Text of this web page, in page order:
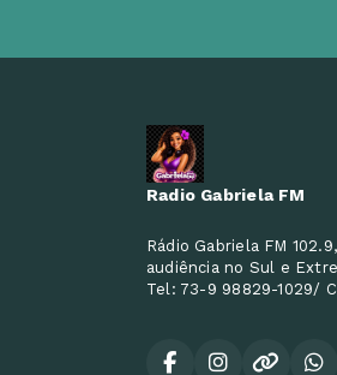
Radio Gabriela FM
Rádio Gabriela FM
audiência no Sul e
Tel: 73-9 98829-1029/